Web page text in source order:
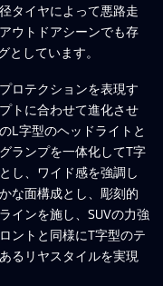
タイヤによって悪路走
ウトドアシーンでも存
としています。
ロテクションを表現す
トに合わせて進化させ
L字型のヘッドライトと
ランプを一体化してT字
し、ワイド感を強調し
な面構成とし、彫刻的
インを施し、SUVの力強
ントと同様にT字型のテ
るリヤスタイルを実現